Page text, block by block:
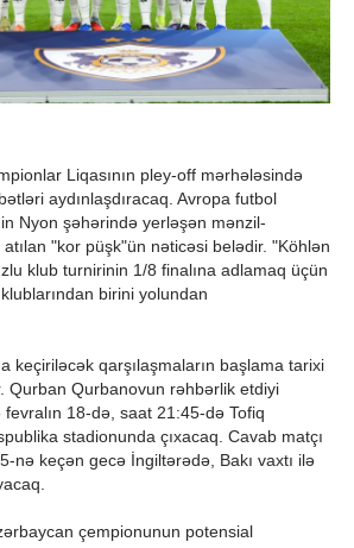
Liqasının pley-off mərhələsində
aydınlaşdıracaq. Avropa futbol
Nyon şəhərində yerləşən mənzil-
"kor püşk"ün nəticəsi belədir. "Köhlən
klub turnirinin 1/8 finalına adlamaq üçün
birini yolundan
keçiriləcək qarşılaşmaların başlama tarixi
Qurban Qurbanovun rəhbərlik etdiyi
18-də, saat 21:45-də Tofiq
stadionunda çıxacaq. Cavab matçı
nə keçən gecə İngiltərədə, Bakı vaxtı ilə
çempionunun potensial